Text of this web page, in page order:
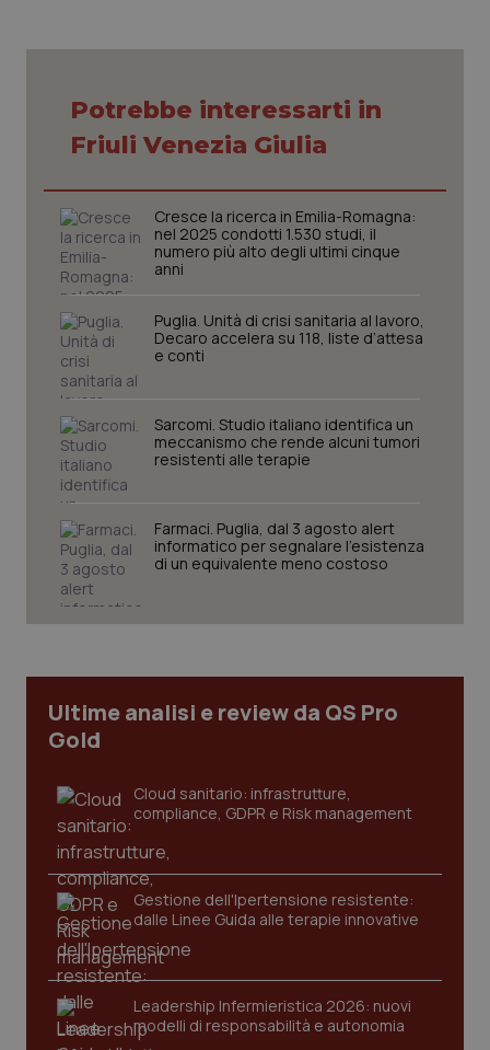
Potrebbe interessarti in
Friuli Venezia Giulia
Cresce la ricerca in Emilia-Romagna:
nel 2025 condotti 1.530 studi, il
numero più alto degli ultimi cinque
anni
Puglia. Unità di crisi sanitaria al lavoro,
Decaro accelera su 118, liste d’attesa
e conti
Sarcomi. Studio italiano identifica un
meccanismo che rende alcuni tumori
resistenti alle terapie
Farmaci. Puglia, dal 3 agosto alert
informatico per segnalare l’esistenza
di un equivalente meno costoso
Ultime analisi e review da QS Pro
Gold
Cloud sanitario: infrastrutture,
compliance, GDPR e Risk management
Gestione dell'Ipertensione resistente:
dalle Linee Guida alle terapie innovative
Leadership Infermieristica 2026: nuovi
modelli di responsabilità e autonomia
Preferenze
Preferenze
I cookie necessari contribuiscono a rendere fruibile il
sito web abilitandone funzionalità di base quali la
protette del sito. Il sito web non è in grado di
funzionare correttamente senza questi cookie.
Nome
_tteu www.quotidianosanitaclub.it
1 anno 1
__cf_bm
secondi
Google Privacy Policy